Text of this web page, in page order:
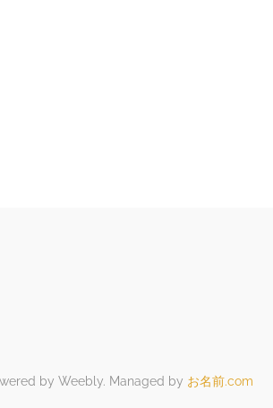
by Weebly. Managed by お名前.com